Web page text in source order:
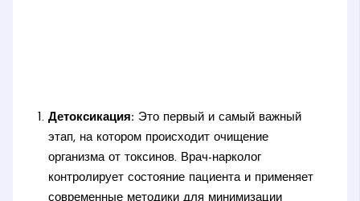
Детоксикация: Это первый и самый важный
этап, на котором происходит очищение
организма от токсинов. Врач-нарколог
контролирует состояние пациента и применяет
современные методики для минимизации